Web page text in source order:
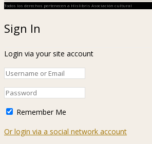
Todos los derechos pertenecen a Hislibris Asociación cultural
Sign In
Login via your site account
Remember Me
Or login via a social network account